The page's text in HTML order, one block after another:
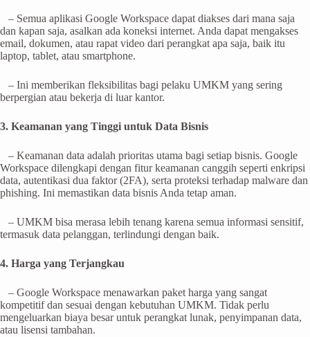
– Semua aplikasi Google Workspace dapat diakses dari mana saja
dan kapan saja, asalkan ada koneksi internet. Anda dapat mengakses
email, dokumen, atau rapat video dari perangkat apa saja, baik itu
laptop, tablet, atau smartphone.
– Ini memberikan fleksibilitas bagi pelaku UMKM yang sering
berpergian atau bekerja di luar kantor.
3. Keamanan yang Tinggi untuk Data Bisnis
– Keamanan data adalah prioritas utama bagi setiap bisnis. Google
Workspace dilengkapi dengan fitur keamanan canggih seperti enkripsi
data, autentikasi dua faktor (2FA), serta proteksi terhadap malware dan
phishing. Ini memastikan data bisnis Anda tetap aman.
– UMKM bisa merasa lebih tenang karena semua informasi sensitif,
termasuk data pelanggan, terlindungi dengan baik.
4. Harga yang Terjangkau
– Google Workspace menawarkan paket harga yang sangat
kompetitif dan sesuai dengan kebutuhan UMKM. Tidak perlu
mengeluarkan biaya besar untuk perangkat lunak, penyimpanan data,
atau lisensi tambahan.